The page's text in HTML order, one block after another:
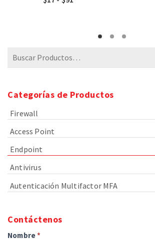
hasta
$91
Buscar
Categorías de Productos
Firewall
Access Point
Endpoint
Antivirus
Autenticación Multifactor MFA
Contáctenos
Nombre*